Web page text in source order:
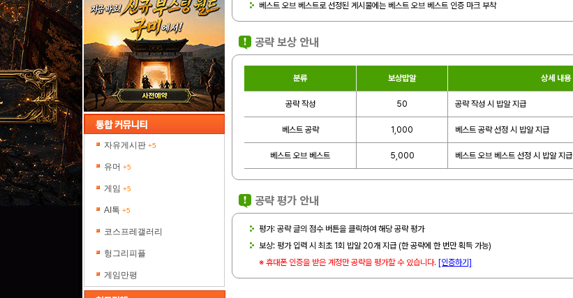
자유게시판 +5
유머 +5
게임 +5
AI톡 +5
코스프레갤러리
헝그리피플
게임만평
베스트 오브 베스트로 선정된 게시물에는 베스트 오브 베스트 인증 마크 부착
공략 보상 안내
분류 보상밥알 상세 내용
공략 작성 50 공략 작성 시 밥알 지급
베스트 공략 1,000 베스트 공략 선정 시 밥알 지급
베스트 오브 베스트 5,000 베스트 오브 베스트 선정 시 밥알 지급
공략 평가 안내
평가: 공략 글의 점수 버튼을 클릭하여 해당 공략 평가
보상: 평가 입력 시 최초 1회 밥알 20개 지급 (한 공략에 한 번만 획득 가능)
※ 휴대폰 인증을 받은 계정만 공략을 평가할 수 있습니다.[인증하기]